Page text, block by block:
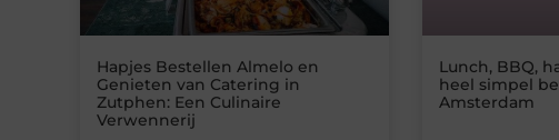
Hapjes Bestellen Almelo en
Genieten van Catering in
Zutphen: Een Culinaire
Verwennerij
Lunch, BBQ,
heel simpel
Amsterdam